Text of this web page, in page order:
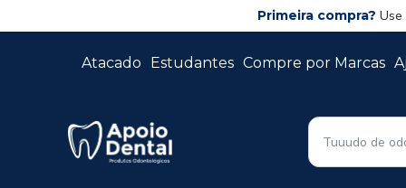
Primeira compra? Use
Atacado Estudantes Compre por Marcas